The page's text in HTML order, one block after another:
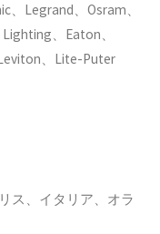
、Legrand、Osram、
、Eaton、
、Lite-Puter
ス、イタリア、オラ